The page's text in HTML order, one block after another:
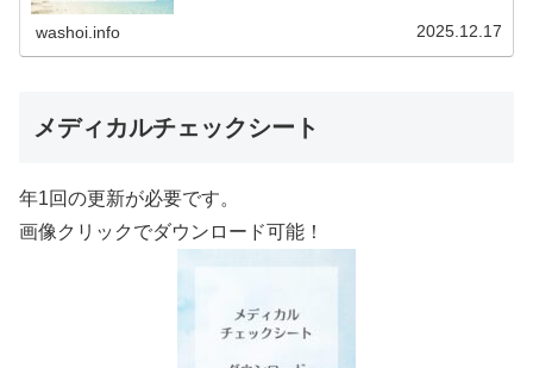
（12.19更新）ダウンロードPDFでアップロード
washoi.info 2025.12.17
メディカルチェックシート
年1回の更新が必要です。
画像クリックでダウンロード可能！